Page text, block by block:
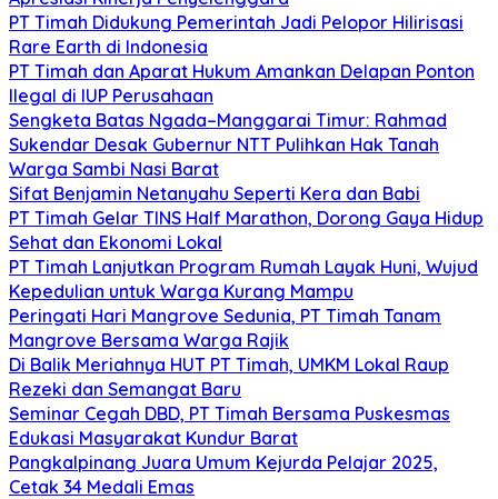
PT Timah Didukung Pemerintah Jadi Pelopor Hilirisasi
Rare Earth di Indonesia
PT Timah dan Aparat Hukum Amankan Delapan Ponton
Ilegal di IUP Perusahaan
Sengketa Batas Ngada–Manggarai Timur: Rahmad
Sukendar Desak Gubernur NTT Pulihkan Hak Tanah
Warga Sambi Nasi Barat
Sifat Benjamin Netanyahu Seperti Kera dan Babi
PT Timah Gelar TINS Half Marathon, Dorong Gaya Hidup
Sehat dan Ekonomi Lokal
PT Timah Lanjutkan Program Rumah Layak Huni, Wujud
Kepedulian untuk Warga Kurang Mampu
Peringati Hari Mangrove Sedunia, PT Timah Tanam
Mangrove Bersama Warga Rajik
Di Balik Meriahnya HUT PT Timah, UMKM Lokal Raup
Rezeki dan Semangat Baru
Seminar Cegah DBD, PT Timah Bersama Puskesmas
Edukasi Masyarakat Kundur Barat
Pangkalpinang Juara Umum Kejurda Pelajar 2025,
Cetak 34 Medali Emas